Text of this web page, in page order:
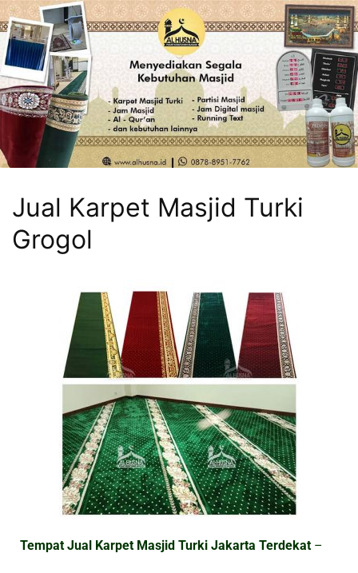
Jual Karpet Masjid Turki
Grogol
Tempat Jual Karpet Masjid Turki Jakarta Terdekat –